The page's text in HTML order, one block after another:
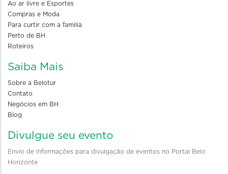
Ao ar livre e Esportes
Compras e Moda
Para curtir com a familia
Perto de BH
Roteiros
Saiba Mais
Sobre a Belotur
Contato
Negócios em BH
Blog
Divulgue seu evento
Envio de informações para divulgação de eventos no Portal Belo
Horizonte